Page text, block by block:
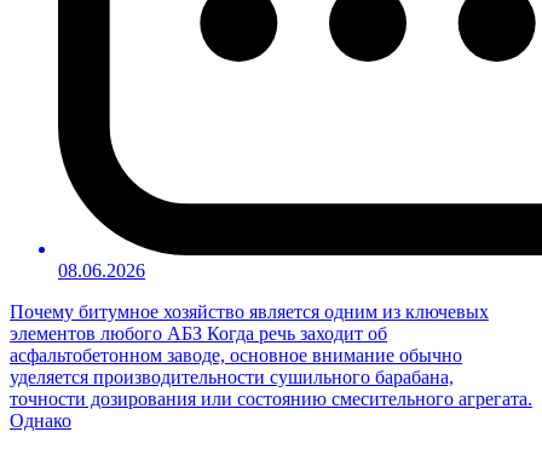
08.06.2026
Почему битумное хозяйство является одним из ключевых
элементов любого АБЗ Когда речь заходит об
асфальтобетонном заводе, основное внимание обычно
уделяется производительности сушильного барабана,
точности дозирования или состоянию смесительного агрегата.
Однако